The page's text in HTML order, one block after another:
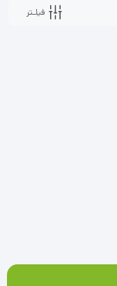
فیلـتر